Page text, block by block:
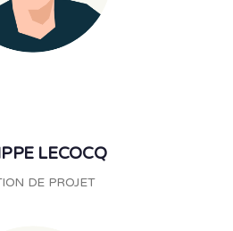
LECOCQ
DE PROJET